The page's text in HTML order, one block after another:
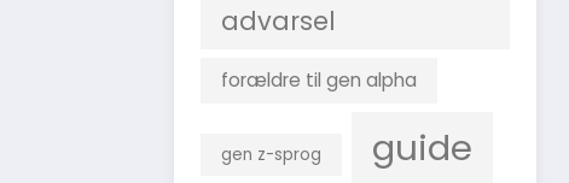
advarsel
forældre til gen alpha
gen z-sprog guide